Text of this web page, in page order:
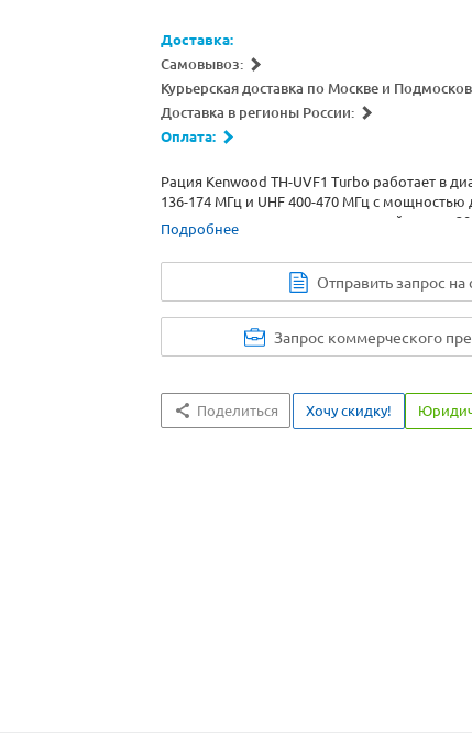
Доставка:
Самовывоз:
Курьерская доставка по Москве и
Доставка в регионы России:
Оплата:
Рация Kenwood TH-UVF1 Turbo работает в
136-174 МГц и UHF 400-470 МГц с мощностью
оснащена дисплеем и клавиатурой, имеет
радио, шумоподавитель, VOX,
уровня сигнала и многое другое.
Подробнее
Отправить запрос на
Запрос коммерческого
Поделиться Хочу скидку!